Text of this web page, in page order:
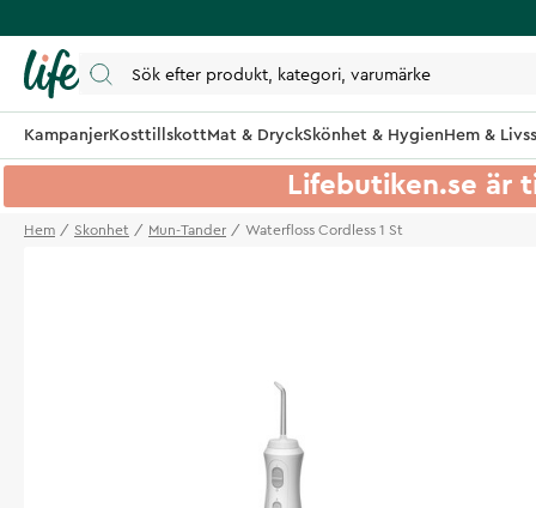
KampanjerKosttillskottMat & DryckSkönhet & HygienHem &
Lifebutiken.se är
Hem Skonhet Mun-Tander Waterfloss Cordless 1 St